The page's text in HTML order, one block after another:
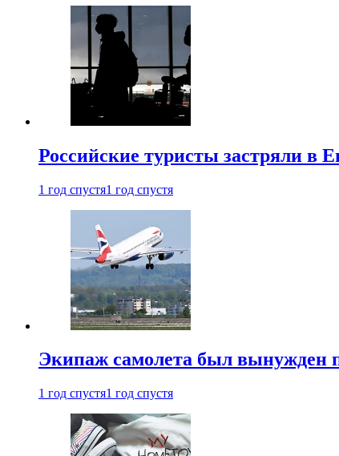
Российские туристы застряли в
1 год спустя1 год спустя
Экипаж самолета был вынужден
1 год спустя1 год спустя